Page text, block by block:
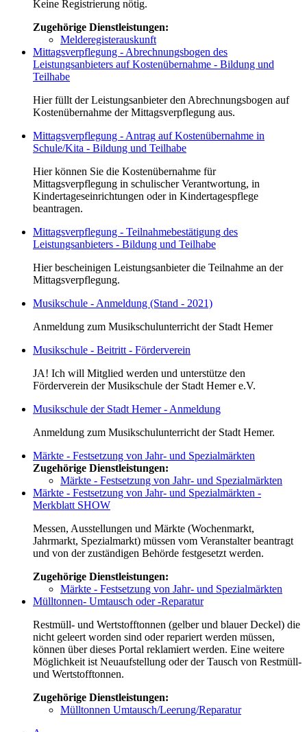
Keine Registrierung nötig.
Zugehörige Dienstleistungen:
Melderegisterauskunft
Mittagsverpflegung - Abrechnungsbogen des
Leistungsanbieters auf Kostenübernahme - Bildung und
Teilhabe
Hier füllt der Leistungsanbieter den Abrechnungsbogen auf
Kostenübernahme der Mittagsverpflegung aus.
Mittagsverpflegung - Antrag auf Kostenübernahme in
Schule/Kita - Bildung und Teilhabe
Hier können Sie die Kostenübernahme für
Mittagsverpflegung in schulischer Verantwortung, in
Kindertageseinrichtungen oder in Kindertagespflege
beantragen.
Mittagsverpflegung - Teilnahmebestätigung des
Leistungsanbieters - Bildung und Teilhabe
Hier bescheinigen Leistungsanbieter die Teilnahme an der
Mittagsverpflegung.
Musikschule - Anmeldung (Stand - 2021)
Anmeldung zum Musikschulunterricht der Stadt Hemer
Musikschule - Beitritt - Förderverein
JA! Ich will Mitglied werden und unterstütze den
Förderverein der Musikschule der Stadt Hemer e.V.
Musikschule der Stadt Hemer - Anmeldung
Anmeldung zum Musikschulunterricht der Stadt Hemer.
Märkte - Festsetzung von Jahr- und Spezialmärkten
Zugehörige Dienstleistungen:
Märkte - Festsetzung von Jahr- und Spezialmärkten
Märkte - Festsetzung von Jahr- und Spezialmärkten -
Merkblatt SHOW
Messen, Ausstellungen und Märkte (Wochenmarkt,
Jahrmarkt, Spezialmarkt) müssen vom Veranstalter beantragt
und von der zuständigen Behörde festgesetzt werden.
Zugehörige Dienstleistungen:
Märkte - Festsetzung von Jahr- und Spezialmärkten
Mülltonnen- Umtausch oder -Reparatur
Restmüll- und Wertstofftonnen (gelber und blauer Deckel) die
nicht geleert worden sind oder repariert werden müssen,
können über dieses Portal reklamiert werden. Eine weitere
Möglichkeit ist Neuaufstellung oder der Tausch von Restmüll-
und Wertstofftonnen.
Zugehörige Dienstleistungen:
Mülltonnen Umtausch/Leerung/Reparatur